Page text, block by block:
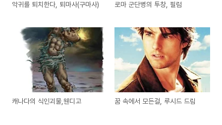
악귀를 퇴치한다, 퇴마사(구마사) 로마 군단병의 투창, 필럼
캐나다의 식인괴물,웬디고 꿈 속에서 모든걸, 루시드 드림